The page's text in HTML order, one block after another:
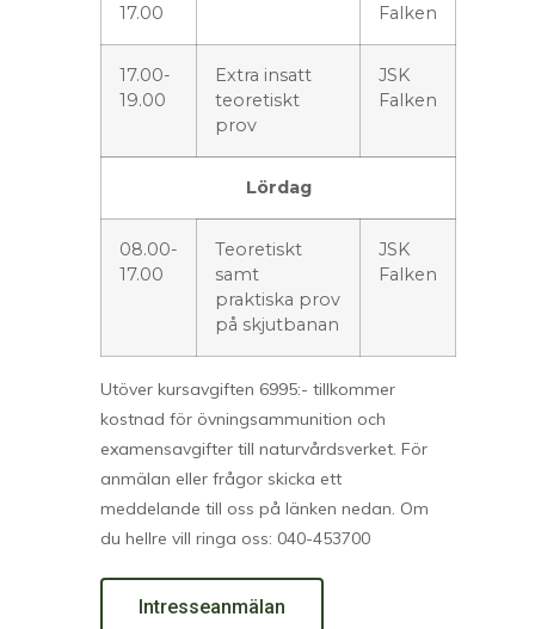
17.00
Falken
17.00-
19.00
Extra insatt
teoretiskt
prov
JSK
Falken
Lördag
08.00-
17.00
Teoretiskt
samt
praktiska prov
på skjutbanan
JSK
Falken
Utöver kursavgiften 6995:- tillkommer
kostnad för övningsammunition och
examensavgifter till naturvårdsverket. För
anmälan eller frågor skicka ett
meddelande till oss på länken nedan. Om
du hellre vill ringa oss: 040-453700
Intresseanmälan